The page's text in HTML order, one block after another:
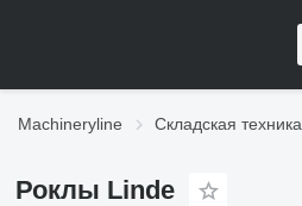
Machineryline Складская техника
Роклы Linde